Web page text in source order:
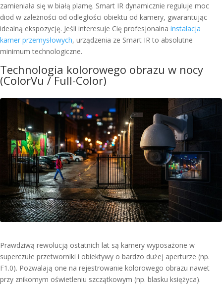
zamieniała się w białą plamę. Smart IR dynamicznie reguluje moc
diod w zależności od odległości obiektu od kamery, gwarantując
idealną ekspozycję. Jeśli interesuje Cię profesjonalna instalacja
kamer przemysłowych, urządzenia ze Smart IR to absolutne
minimum technologiczne.
Technologia kolorowego obrazu w nocy
(ColorVu / Full-Color)
Prawdziwą rewolucją ostatnich lat są kamery wyposażone w
superczułe przetworniki i obiektywy o bardzo dużej aperturze (np.
F1.0). Pozwalają one na rejestrowanie kolorowego obrazu nawet
przy znikomym oświetleniu szczątkowym (np. blasku księżyca).